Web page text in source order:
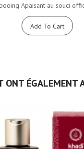
Apaisant au souci
Add To Cart
ONT ÉGALEMENT